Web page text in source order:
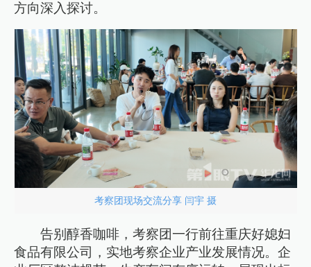
方向深入探讨。
考察团现场交流分享 闫宇 摄
告别醇香咖啡，考察团一行前往重庆好媳妇
食品有限公司，实地考察企业产业发展情况。企